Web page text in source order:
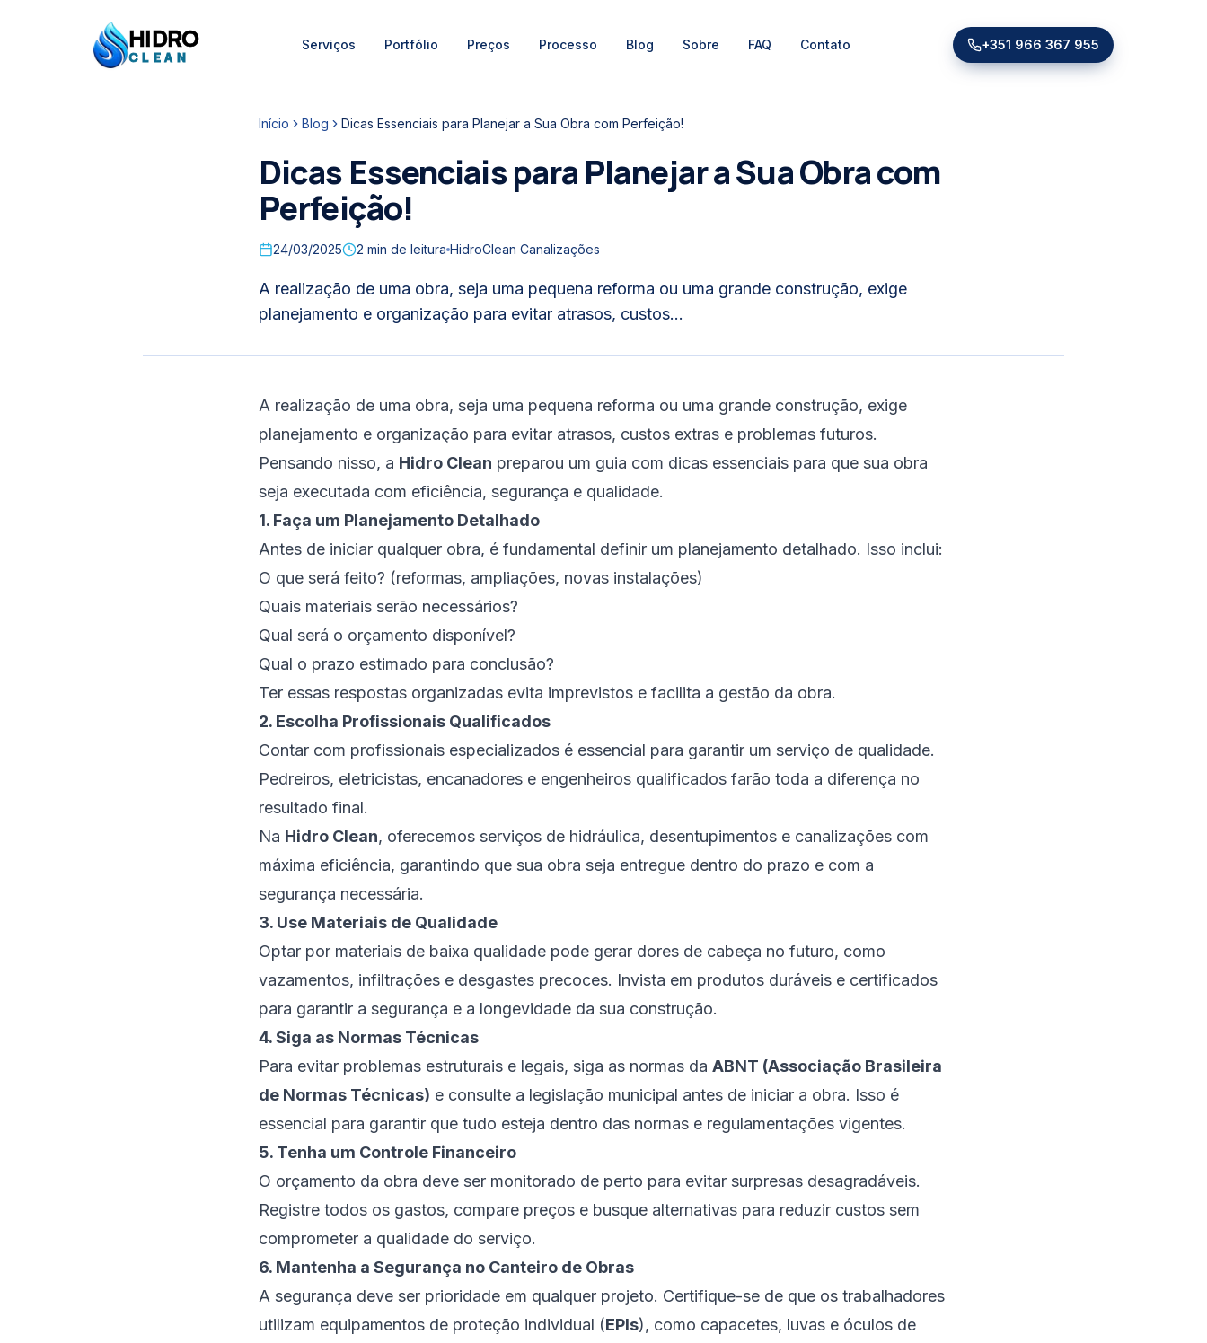
HIDRO
CLEAN
HidroClean Canalizações
Serviços Portfólio Preços Processo Blog Sobre FAQ Contato +351 966 367 955
Início Blog Dicas Essenciais para Planejar a Sua Obra com Perfeição!
Dicas Essenciais para Planejar a Sua Obra com
Perfeição!
24/03/2025 2 min de leitura HidroClean Canalizações
A realização de uma obra, seja uma pequena reforma ou uma grande construção, exige
planejamento e organização para evitar atrasos, custos...
A realização de uma obra, seja uma pequena reforma ou uma grande construção, exige
planejamento e organização para evitar atrasos, custos extras e problemas futuros.
Pensando nisso, a Hidro Clean preparou um guia com dicas essenciais para que sua obra
seja executada com eficiência, segurança e qualidade.
1. Faça um Planejamento Detalhado
Antes de iniciar qualquer obra, é fundamental definir um planejamento detalhado. Isso inclui:
O que será feito? (reformas, ampliações, novas instalações)
Quais materiais serão necessários?
Qual será o orçamento disponível?
Qual o prazo estimado para conclusão?
Ter essas respostas organizadas evita imprevistos e facilita a gestão da obra.
2. Escolha Profissionais Qualificados
Contar com profissionais especializados é essencial para garantir um serviço de qualidade.
Pedreiros, eletricistas, encanadores e engenheiros qualificados farão toda a diferença no
resultado final.
Na Hidro Clean, oferecemos serviços de hidráulica, desentupimentos e canalizações com
máxima eficiência, garantindo que sua obra seja entregue dentro do prazo e com a
segurança necessária.
3. Use Materiais de Qualidade
Optar por materiais de baixa qualidade pode gerar dores de cabeça no futuro, como
vazamentos, infiltrações e desgastes precoces. Invista em produtos duráveis e certificados
para garantir a segurança e a longevidade da sua construção.
4. Siga as Normas Técnicas
Para evitar problemas estruturais e legais, siga as normas da ABNT (Associação Brasileira
de Normas Técnicas) e consulte a legislação municipal antes de iniciar a obra. Isso é
essencial para garantir que tudo esteja dentro das normas e regulamentações vigentes.
5. Tenha um Controle Financeiro
O orçamento da obra deve ser monitorado de perto para evitar surpresas desagradáveis.
Registre todos os gastos, compare preços e busque alternativas para reduzir custos sem
comprometer a qualidade do serviço.
6. Mantenha a Segurança no Canteiro de Obras
A segurança deve ser prioridade em qualquer projeto. Certifique-se de que os trabalhadores
utilizam equipamentos de proteção individual (EPIs), como capacetes, luvas e óculos de